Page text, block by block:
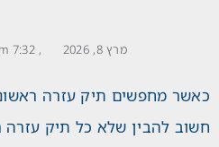
מרץ 8, 2026 ,
7:32 pm
כאשר מחפשים תיק עזרה
חשוב להבין שלא כל תיק עזרה